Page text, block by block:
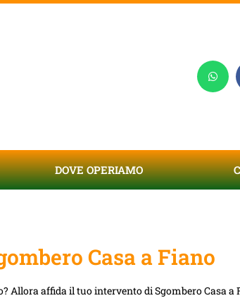
DOVE OPERIAMO
Casa a Fiano
Allora affida il tuo intervento di Sgombero Casa a